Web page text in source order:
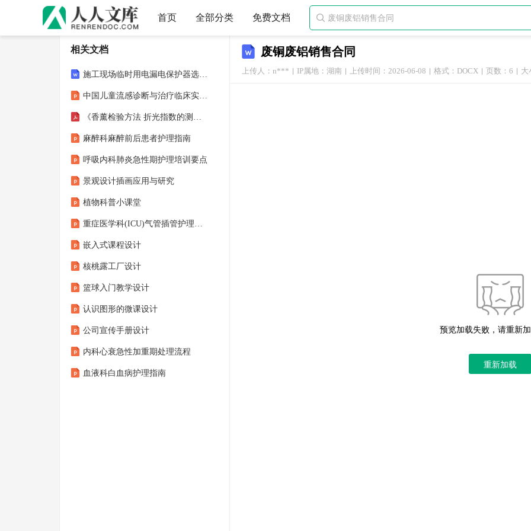
首页 全部分类 免费文档 
废铜废铝销售合同
上传人：n*** IP属地：湖南 上传时间：2026-06-08 格式：DOCX 页数：6 大
预览加载失败，请重新
重新加载
相关文档
施工现场临时用电漏电保护器选择方法制定
中国儿童流感诊断与治疗临床实践指南（2025版）
《香薰检验方法 折光指数的测定》
麻醉科麻醉前后患者护理指南
呼吸内科肺炎急性期护理培训要点
景观设计插画应用与研究
植物科普小课堂
重症医学科(ICU)气管插管护理要点
嵌入式课程设计
核桃露工厂设计
篮球入门教学设计
认识图形的微课设计
公司宣传手册设计
内科心衰急性加重期处理流程
血液科白血病护理指南